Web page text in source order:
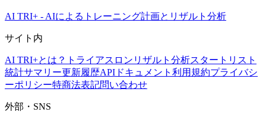
AI TRI+ - AIによるトレーニング計画とリザルト分析
サイト内
AI TRI+とは？ トライアスロンリザルト分析スタートリスト
統計サマリー更新履歴APIドキュメント 利用規約プライバシ
ーポリシー特商法表記問い合わせ
外部・SNS